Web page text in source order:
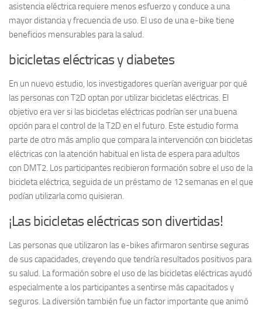
asistencia eléctrica requiere menos esfuerzo y conduce a una
mayor distancia y frecuencia de uso. El uso de una e-bike tiene
beneficios mensurables para la salud.
bicicletas eléctricas y diabetes
En un nuevo estudio, los investigadores querían averiguar por qué
las personas con T2D optan por utilizar bicicletas eléctricas. El
objetivo era ver si las bicicletas eléctricas podrían ser una buena
opción para el control de la T2D en el futuro. Este estudio forma
parte de otro más amplio que compara la intervención con bicicletas
eléctricas con la atención habitual en lista de espera para adultos
con DMT2. Los participantes recibieron formación sobre el uso de la
bicicleta eléctrica, seguida de un préstamo de 12 semanas en el que
podían utilizarla como quisieran.
¡Las bicicletas eléctricas son divertidas!
Las personas que utilizaron las e-bikes afirmaron sentirse seguras
de sus capacidades, creyendo que tendría resultados positivos para
su salud. La formación sobre el uso de las bicicletas eléctricas ayudó
especialmente a los participantes a sentirse más capacitados y
seguros. La diversión también fue un factor importante que animó